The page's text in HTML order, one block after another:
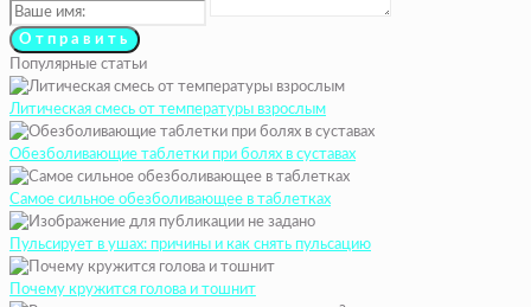
Популярные статьи
Литическая смесь от температуры взрослым
Обезболивающие таблетки при болях в суставах
Самое сильное обезболивающее в таблетках
Пульсирует в ушах: причины и как снять пульсацию
Почему кружится голова и тошнит